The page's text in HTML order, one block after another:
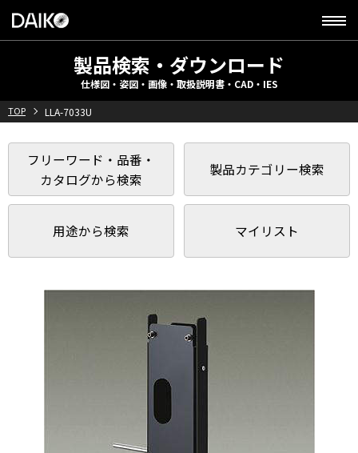
製品検索・ダウンロード
仕様図・姿図・画像・取扱説明書・CAD・IES
TOP LLA-7033U
フリーワード・品番・
カタログから検索
製品カテゴリー検索
用途から検索 マイリスト